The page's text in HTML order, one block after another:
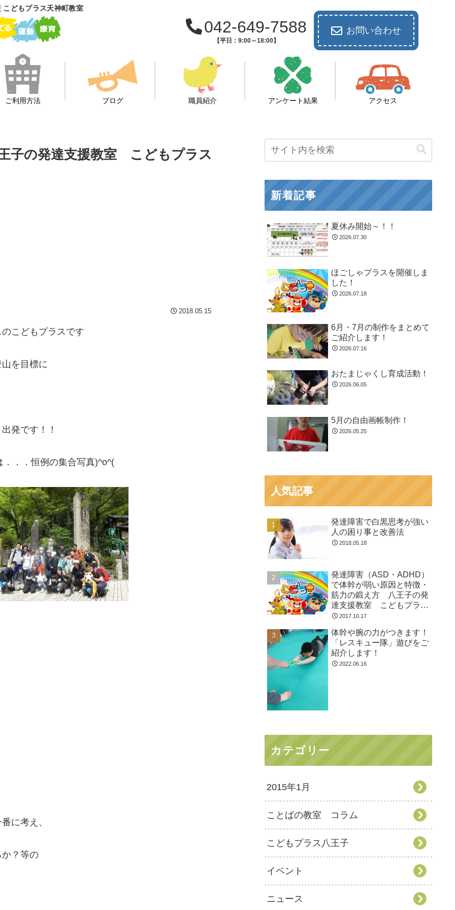
こどもプラス天神町教室
042-649-7588
【平日：9:00～18:00】
お問い合わせ
ご利用方法 ブログ 職員紹介 アンケート結果 アクセス
の発達支援教室 こどもプラス
2018.05.15
こどもプラスです
を目標に
発です！！
．．．恒例の集合写真)^o^(
に考え、
？等の
新着記事
夏休み開始～！！
2026.07.30
ほごしゃプラスを開催しま
した！
2026.07.18
6月・7月の制作をまとめて
ご紹介します！
2026.07.16
おたまじゃくし育成活動！
2026.06.05
5月の自由画帳制作！
2026.05.25
人気記事
発達障害で白黒思考が強い
人の困り事と改善法
2018.05.18
発達障害（ASD・ADHD）
で体幹が弱い原因と特徴・
筋力の鍛え方 八王子の発
達支援教室 こどもプラス
の放課後等デイサービス
2017.10.17
体幹や腕の力がつきます！
「レスキュー隊」遊びをご
紹介します！
2022.06.16
カテゴリー
2015年1月
ことばの教室 コラム
こどもプラス八王子
イベント
ニュース